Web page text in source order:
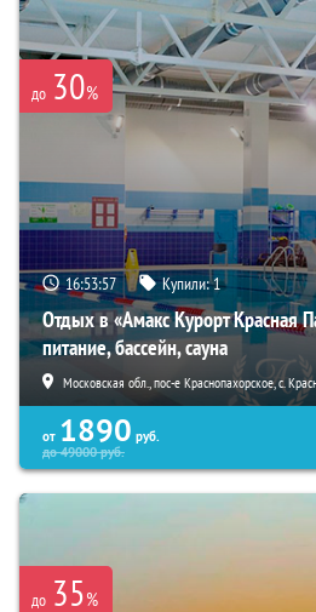
до 30%
16:53:56 Купили:1
Отдых в «Амакс Курорт ‎Красная
питание, бассейн, сауна
Московская обл., пос-е Краснопахорское, с.
от 1890 руб.
до49000руб.
до 35%